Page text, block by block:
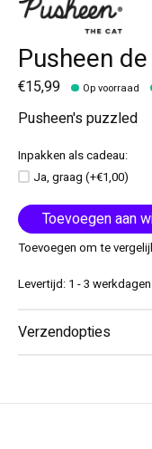
Pusheen
€15,99 Op voorraad
Pusheen's puzzled
Inpakken als cadeau:
Ja, graag (+€1,00)
Toevoegen aan
Toevoegen om te
Levertijd: 1 - 3 werkdagen
Verzendopties